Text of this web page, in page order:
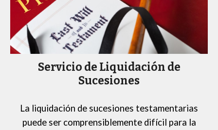
Servicio de Liquidación de
Sucesiones
La liquidación de sucesiones testamentarias
puede ser comprensiblemente difícil para la